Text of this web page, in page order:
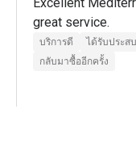
great service.
บริการดี
ได้รับประส
กลับมาซื้ออีกครั้ง